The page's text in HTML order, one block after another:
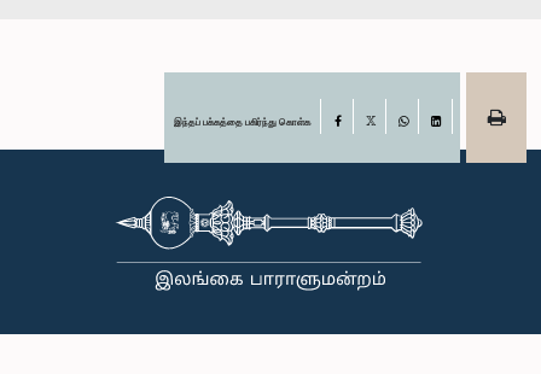
இந்தப் பக்கத்தை பகிர்ந்து கொள்க Facebook